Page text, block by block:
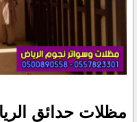
مظلات حدائق